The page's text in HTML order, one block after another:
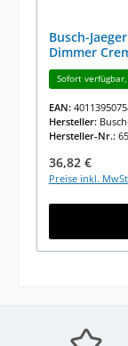
Busch-
Dimmer
Sofort
EAN:
Hersteller:
Hersteller-Nr.:
Regulärer
36,82 €
Preise inkl.